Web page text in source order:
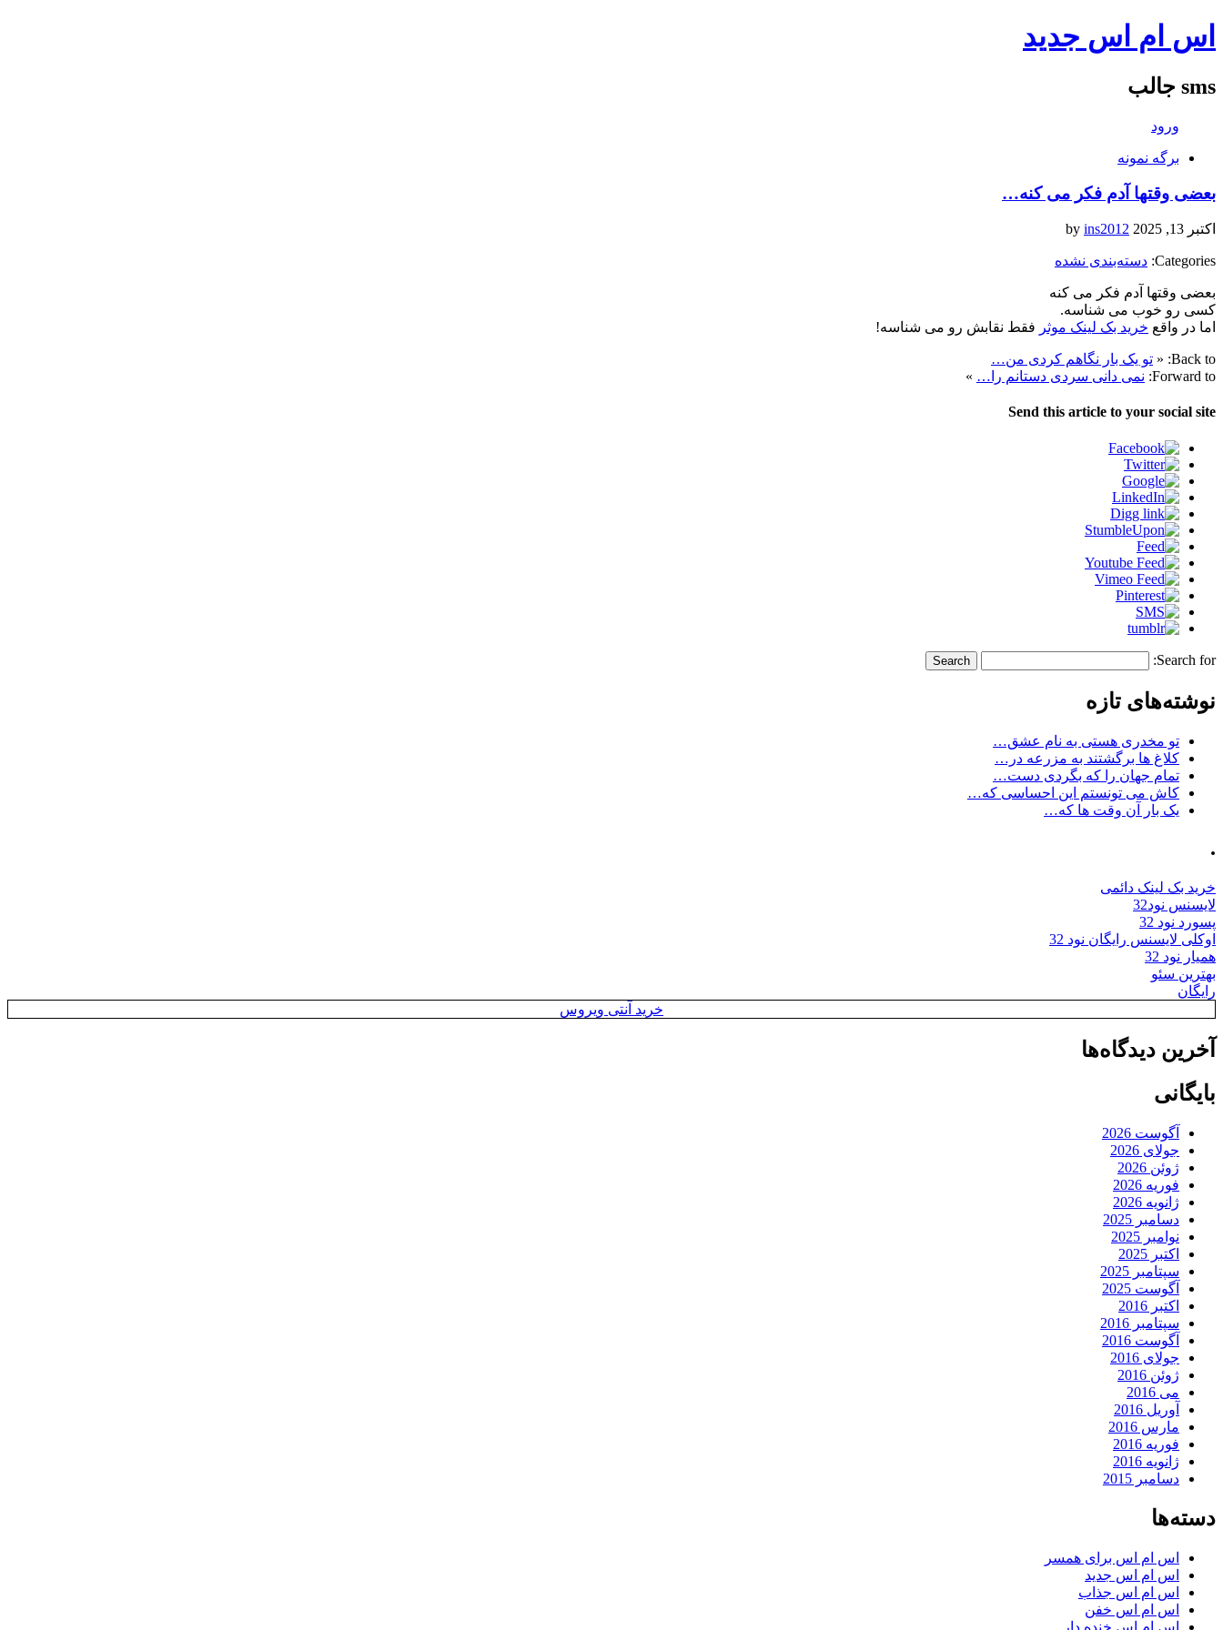
اس ام اس جدید
sms جالب
ورود
برگه نمونه
بعضی وقتها آدم فکر می کنه…
اکتبر 13, 2025 ins2012
Categories: دسته‌بندی نشده
بعضی وقتها آدم فکر می کنه
کسی رو خوب می شناسه.
اما در واقع خرید بک لینک موثر فقط نقابش رو می شناسه!
Back to:
« تو یک بار نگاهم کردی من…
Forward to: نمی دانی سردی دستانم را… »
Send this article to your social site
Search for:
نوشته‌های تازه
تو مخدری هستی به نام عشق…
کلاغ ها برگشتند به مزرعه در…
تمام جهان را که بگردی دست…
کاش می تونستم این احساسی که…
یک بار آن وقت ها که…
.
خرید بک لینک دائمی
لایسنس نود32
پسورد نود 32
اوکلی لایسنس رایگان نود 32
همیار نود 32
بهترین سئو
رایگان
خرید آنتی ویروس
آخرین دیدگاه‌ها
بایگانی
آگوست 2026
جولای 2026
ژوئن 2026
فوریه 2026
ژانویه 2026
دسامبر 2025
نوامبر 2025
اکتبر 2025
سپتامبر 2025
آگوست 2025
اکتبر 2016
سپتامبر 2016
آگوست 2016
جولای 2016
ژوئن 2016
می 2016
آوریل 2016
مارس 2016
فوریه 2016
ژانویه 2016
دسامبر 2015
دسته‌ها
اس ام اس برای همسر
اس ام اس جدید
اس ام اس جذاب
اس ام اس خفن
اس ام اس خنده دار